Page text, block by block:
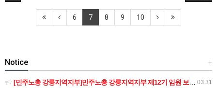
6 7 8 9 10
+
Notice
03.31
[민주노총 강릉지역지부]민주노총 강릉지역지부 제12기 임원 보궐선거결과 공고